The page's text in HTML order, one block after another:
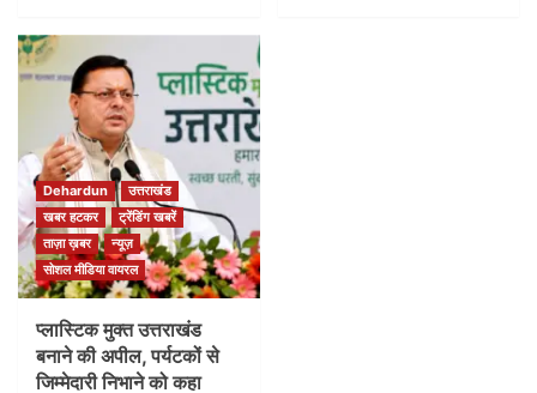
Dehardun
उत्तराखंड
खबर हटकर
ट्रेंडिंग खबरें
ताज़ा ख़बर
न्यूज़
सोशल मीडिया वायरल
प्लास्टिक मुक्त उत्तराखंड
बनाने की अपील, पर्यटकों से
जिम्मेदारी निभाने को कहा